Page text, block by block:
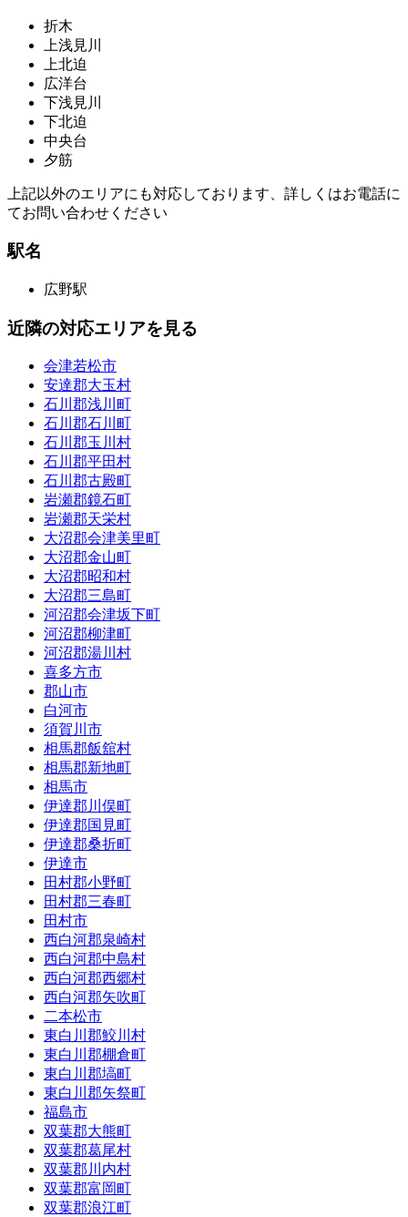
折木
上浅見川
上北迫
広洋台
下浅見川
下北迫
中央台
夕筋
上記以外のエリアにも対応しております、詳しくはお電話に
てお問い合わせください
駅名
広野駅
近隣の対応エリアを見る
会津若松市
安達郡大玉村
石川郡浅川町
石川郡石川町
石川郡玉川村
石川郡平田村
石川郡古殿町
岩瀬郡鏡石町
岩瀬郡天栄村
大沼郡会津美里町
大沼郡金山町
大沼郡昭和村
大沼郡三島町
河沼郡会津坂下町
河沼郡柳津町
河沼郡湯川村
喜多方市
郡山市
白河市
須賀川市
相馬郡飯舘村
相馬郡新地町
相馬市
伊達郡川俣町
伊達郡国見町
伊達郡桑折町
伊達市
田村郡小野町
田村郡三春町
田村市
西白河郡泉崎村
西白河郡中島村
西白河郡西郷村
西白河郡矢吹町
二本松市
東白川郡鮫川村
東白川郡棚倉町
東白川郡塙町
東白川郡矢祭町
福島市
双葉郡大熊町
双葉郡葛尾村
双葉郡川内村
双葉郡富岡町
双葉郡浪江町